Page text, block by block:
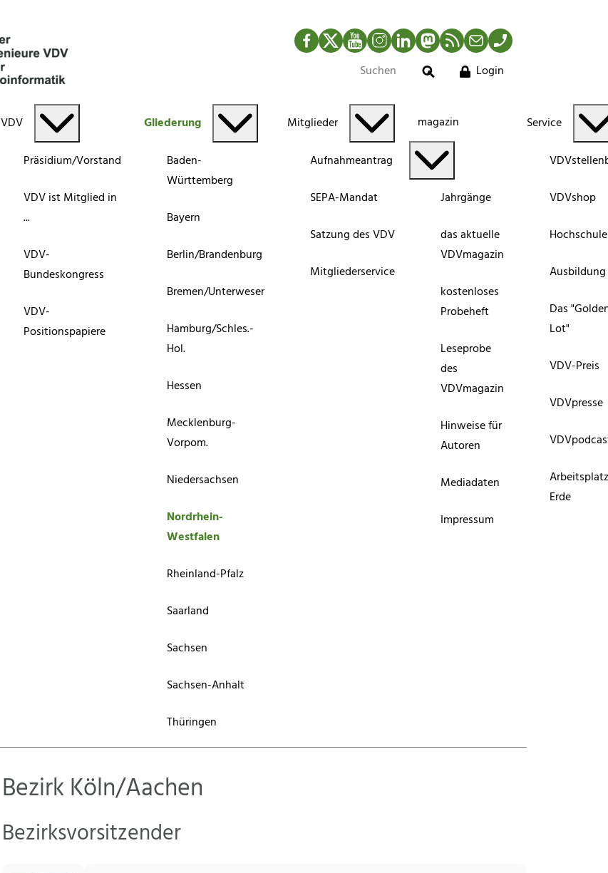
Facebook
TwitterYouTubeInstagram
LinkedInMastodonRSS-Newsfeed
MailTelefon
Suche
Login
VDV
Präsidium/Vorstand
VDV ist Mitglied in
...
VDV-
Bundeskongress
VDV-
Positionspapiere
Gliederung
Baden-
Württemberg
Bayern
Berlin/Brandenburg
Bremen/Unterweser
Hamburg/Schles.-
Hol.
Hessen
Mecklenburg-
Vorpom.
Niedersachsen
Nordrhein-
Westfalen
Rheinland-Pfalz
Saarland
Sachsen
Sachsen-Anhalt
Thüringen
Mitglieder
Aufnahmeantrag
SEPA-Mandat
Satzung des VDV
Mitgliederservice
magazin
Jahrgänge
das aktuelle
VDVmagazin
kostenloses
Probeheft
Leseprobe
des
VDVmagazin
Hinweise für
Autoren
Mediadaten
Impressum
Service
VDVshop
Ausbildung
Das
Lot"
VDV-Preis
VDVpresse
Erde
Bezirk Köln/Aachen
Bezirksvorsitzender